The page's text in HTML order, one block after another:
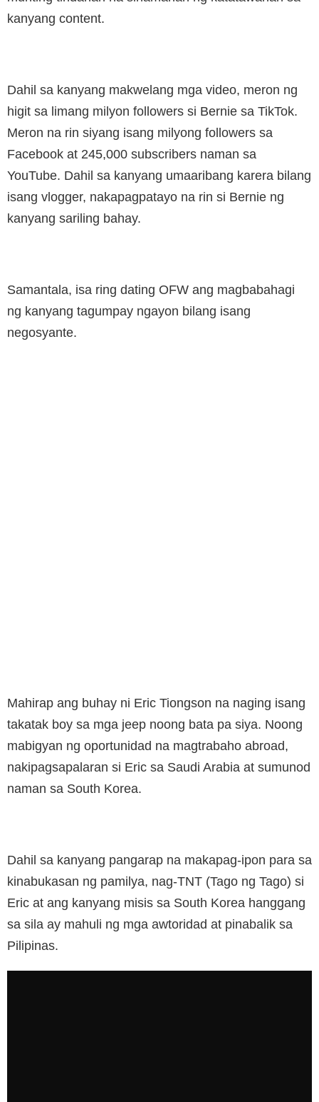
kanyang content.
Dahil sa kanyang makwelang mga video, meron ng
higit sa limang milyon followers si Bernie sa TikTok.
Meron na rin siyang isang milyong followers sa
Facebook at 245,000 subscribers naman sa
YouTube. Dahil sa kanyang umaaribang karera bilang
isang vlogger, nakapagpatayo na rin si Bernie ng
kanyang sariling bahay.
Samantala, isa ring dating OFW ang magbabahagi
ng kanyang tagumpay ngayon bilang isang
negosyante.
Mahirap ang buhay ni Eric Tiongson na naging isang
takatak boy sa mga jeep noong bata pa siya. Noong
mabigyan ng oportunidad na magtrabaho abroad,
nakipagsapalaran si Eric sa Saudi Arabia at sumunod
naman sa South Korea.
Dahil sa kanyang pangarap na makapag-ipon para sa
kinabukasan ng pamilya, nag-TNT (Tago ng Tago) si
Eric at ang kanyang misis sa South Korea hanggang
sa sila ay mahuli ng mga awtoridad at pinabalik sa
Pilipinas.